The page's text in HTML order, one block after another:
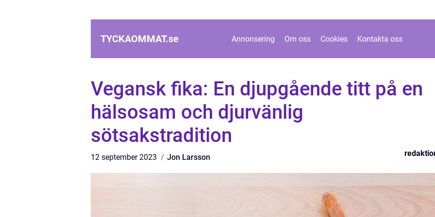
TYCKAOMMAT.se Annonsering Om oss Cookies Kontakta oss
Vegansk fika: En djupgående titt på en
hälsosam och djurvänlig
sötsakstradition
12 september 2023 Jon Larsson